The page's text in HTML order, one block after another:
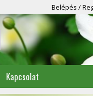
Belépés /
Kapcsolat